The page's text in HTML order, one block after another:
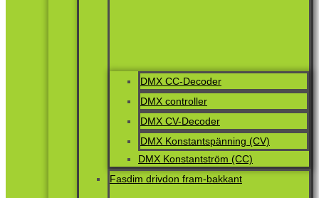
DMX CC-Decoder
DMX controller
DMX CV-Decoder
DMX Konstantspänning (CV)
DMX Konstantström (CC)
Fasdim drivdon fram-bakkant